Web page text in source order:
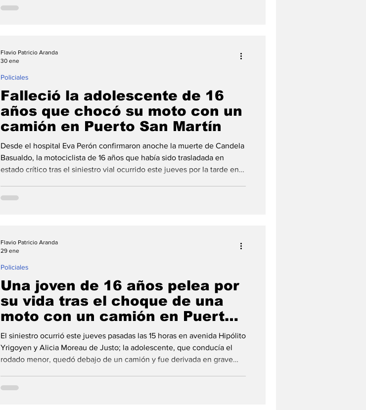
Falleció la adolescente de 16
años que chocó su moto con un
camión en Puerto San Martín
Desde el hospital Eva Perón confirmaron anoche la muerte de Candela
Basualdo, la motociclista de 16 años que había sido trasladada en
estado crítico tras el siniestro vial ocurrido este jueves por la tarde en
Policiales
Flavio Patricio Aranda
30 ene
Una joven de 16 años pelea por
su vida tras el choque de una
moto con un camión en Puerto
San Martín
El siniestro ocurrió este jueves pasadas las 15 horas en avenida Hipólito
Yrigoyen y Alicia Moreau de Justo; la adolescente, que conducía el
rodado menor, quedó debajo de un camión y fue derivada en grave
Policiales
Flavio Patricio Aranda
29 ene